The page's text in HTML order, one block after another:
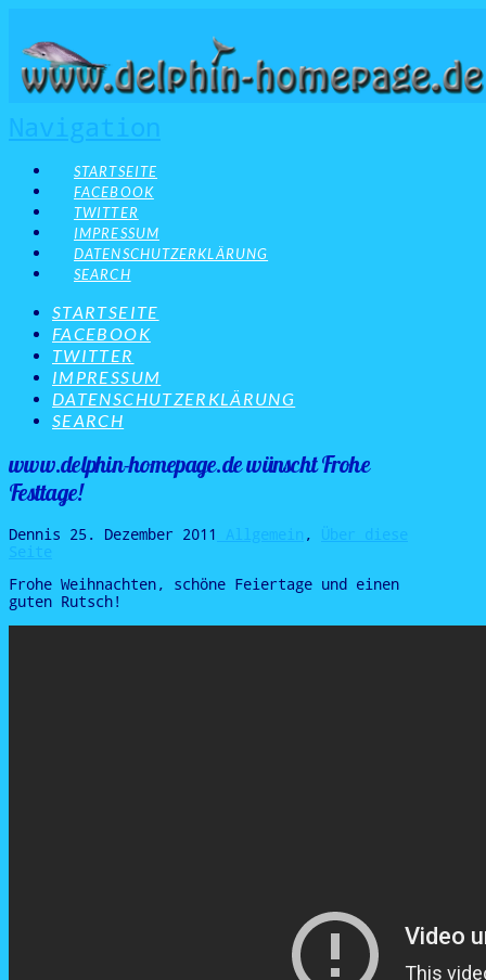
STARTSEITE
FACEBOOK
TWITTER
IMPRESSUM
DATENSCHUTZERKLÄRUNG
SEARCH
STARTSEITE
FACEBOOK
TWITTER
IMPRESSUM
DATENSCHUTZERKLÄRUNG
SEARCH
www.delphin-homepage.de wünscht Frohe
Festtage!
Dennis 25. Dezember 2011 ,
Frohe Weihnachten, schöne Feiertage und einen
guten Rutsch!